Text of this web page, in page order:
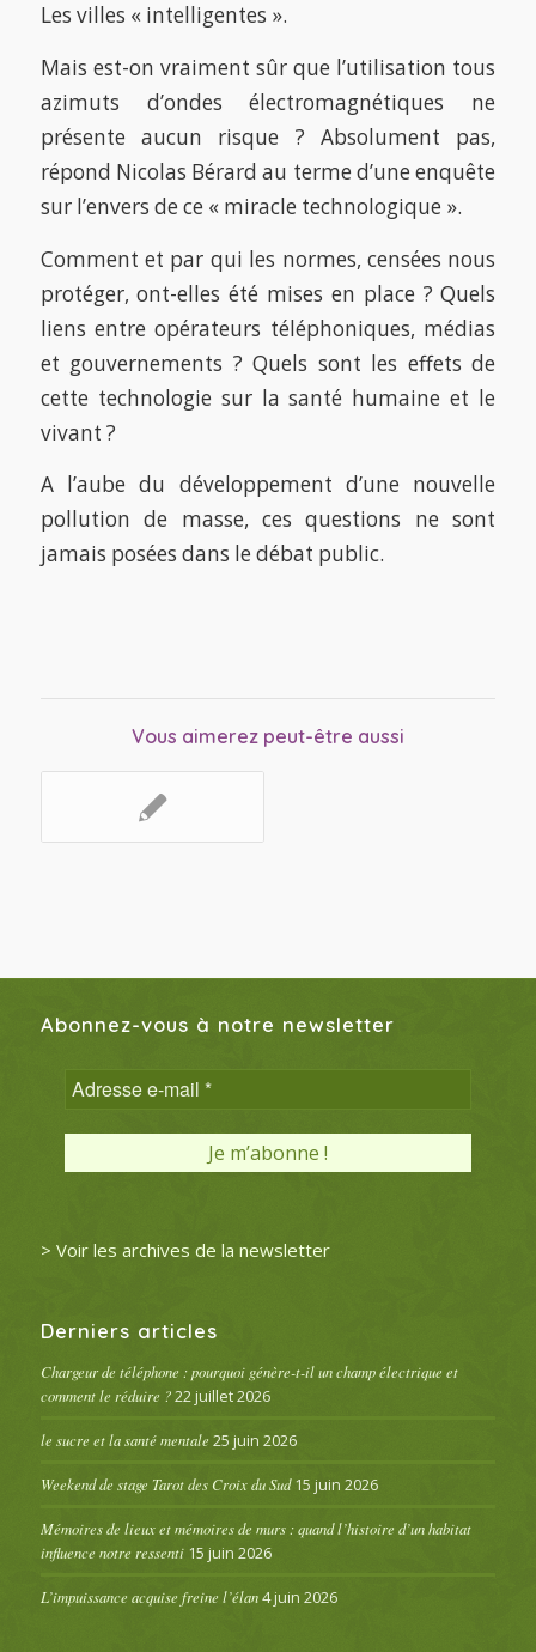
Les villes « intelligentes ».
Mais est-on vraiment sûr que l’utilisation tous
azimuts d’ondes électromagnétiques ne
présente aucun risque ? Absolument pas,
répond Nicolas Bérard au terme d’une enquête
sur l’envers de ce « miracle technologique ».
Comment et par qui les normes, censées nous
protéger, ont-elles été mises en place ? Quels
liens entre opérateurs téléphoniques, médias
et gouvernements ? Quels sont les effets de
cette technologie sur la santé humaine et le
vivant ?
A l’aube du développement d’une nouvelle
pollution de masse, ces questions ne sont
jamais posées dans le débat public.
Vous aimerez peut-être aussi
Abonnez-vous à notre newsletter
> Voir les archives de la newsletter
Derniers articles
Chargeur de téléphone : pourquoi génère-t-il un champ électrique et
comment le réduire ? 22 juillet 2026
le sucre et la santé mentale 25 juin 2026
Weekend de stage Tarot des Croix du Sud 15 juin 2026
Mémoires de lieux et mémoires de murs : quand l’histoire d’un habitat
influence notre ressenti 15 juin 2026
L’impuissance acquise freine l’élan 4 juin 2026